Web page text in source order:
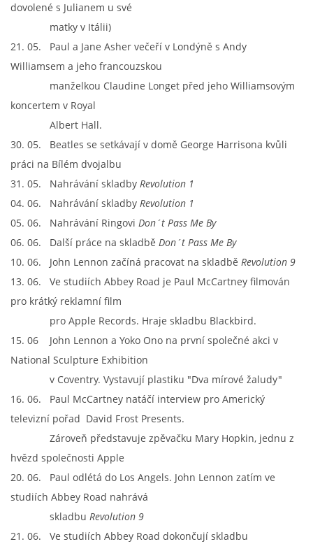
dovolené s Julianem u své
matky v Itálii)
21. 05. Paul a Jane Asher večeří v Londýně s Andy
Williamsem a jeho francouzskou
manželkou Claudine Longet před jeho Williamsovým
koncertem v Royal
Albert Hall.
30. 05. Beatles se setkávají v domě George Harrisona kvůli
práci na Bílém dvojalbu
31. 05. Nahrávání skladby Revolution 1
04. 06. Nahrávání skladby Revolution 1
05. 06. Nahrávání Ringovi Don´t Pass Me By
06. 06. Další práce na skladbě Don´t Pass Me By
10. 06. John Lennon začíná pracovat na skladbě Revolution 9
13. 06. Ve studiích Abbey Road je Paul McCartney filmován
pro krátký reklamní film
pro Apple Records. Hraje skladbu Blackbird.
15. 06 John Lennon a Yoko Ono na první společné akci v
National Sculpture Exhibition
v Coventry. Vystavují plastiku "Dva mírové žaludy"
16. 06. Paul McCartney natáčí interview pro Americký
televizní pořad David Frost Presents.
Zároveň představuje zpěvačku Mary Hopkin, jednu z
hvězd společnosti Apple
20. 06. Paul odlétá do Los Angels. John Lennon zatím ve
studiích Abbey Road nahrává
skladbu Revolution 9
21. 06. Ve studiích Abbey Road dokončují skladbu